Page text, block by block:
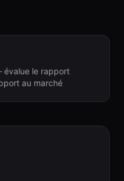
évalue le rapport
au marché